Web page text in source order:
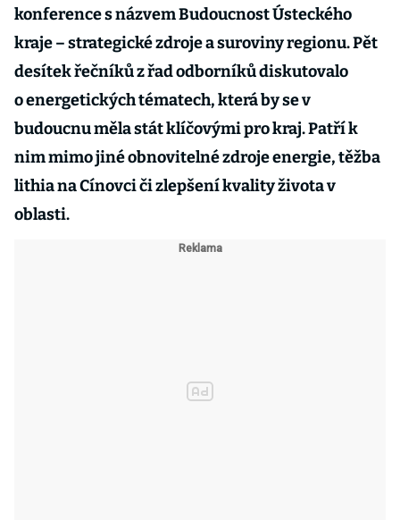
konference s názvem Budoucnost Ústeckého
kraje – strategické zdroje a suroviny regionu. Pět
desítek řečníků z řad odborníků diskutovalo
o energetických tématech, která by se v
budoucnu měla stát klíčovými pro kraj. Patří k
nim mimo jiné obnovitelné zdroje energie, těžba
lithia na Cínovci či zlepšení kvality života v
oblasti.